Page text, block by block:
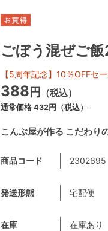
こんぶ屋が作る こだわり
ごぼう混ぜご飯
【5周年記念】10％OFFセ
388円 （税込）
通常価格432円（税込）
商品コード 2302695
発送形態 宅配便
在庫 在庫あり